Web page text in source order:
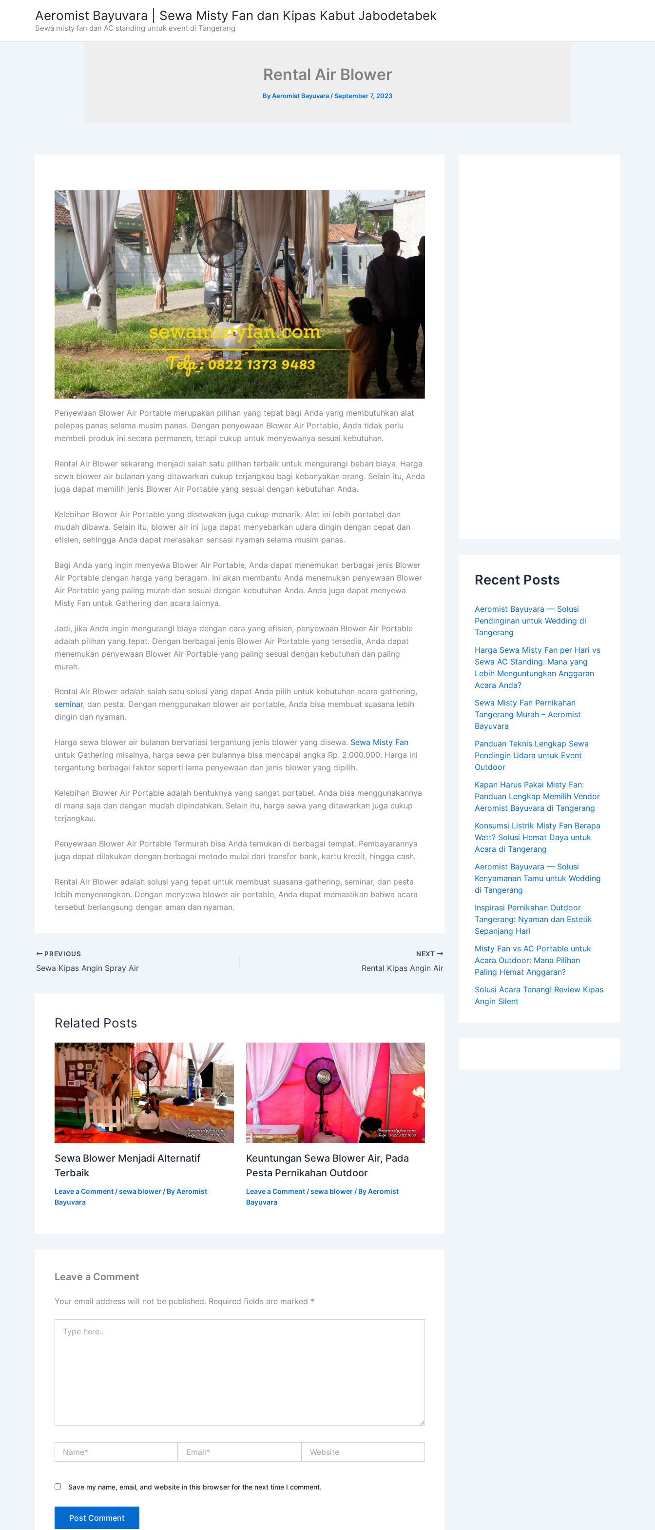
Aeromist Bayuvara | Sewa Misty Fan dan Kipas Kabut Jabodetabek
Sewa misty fan dan AC standing untuk event di Tangerang
Rental Air Blower
ByAeromist Bayuvara /September 7, 2023
Penyewaan Blower Air Portable merupakan pilihan yang tepat bagi Anda yang membutuhkan alat
pelepas panas selama musim panas. Dengan penyewaan Blower Air Portable, Anda tidak perlu
membeli produk ini secara permanen, tetapi cukup untuk menyewanya sesuai kebutuhan.
Rental Air Blower sekarang menjadi salah satu pilihan terbaik untuk mengurangi beban biaya. Harga
sewa blower air bulanan yang ditawarkan cukup terjangkau bagi kebanyakan orang. Selain itu, Anda
juga dapat memilih jenis Blower Air Portable yang sesuai dengan kebutuhan Anda.
Kelebihan Blower Air Portable yang disewakan juga cukup menarik. Alat ini lebih portabel dan
mudah dibawa. Selain itu, blower air ini juga dapat menyebarkan udara dingin dengan cepat dan
efisien, sehingga Anda dapat merasakan sensasi nyaman selama musim panas.
Bagi Anda yang ingin menyewa Blower Air Portable, Anda dapat menemukan berbagai jenis Blower
Air Portable dengan harga yang beragam. Ini akan membantu Anda menemukan penyewaan Blower
Air Portable yang paling murah dan sesuai dengan kebutuhan Anda. Anda juga dapat menyewa
Misty Fan untuk Gathering dan acara lainnya.
Jadi, jika Anda ingin mengurangi biaya dengan cara yang efisien, penyewaan Blower Air Portable
adalah pilihan yang tepat. Dengan berbagai jenis Blower Air Portable yang tersedia, Anda dapat
menemukan penyewaan Blower Air Portable yang paling sesuai dengan kebutuhan dan paling
murah.
Rental Air Blower adalah salah satu solusi yang dapat Anda pilih untuk kebutuhan acara gathering,
seminar, dan pesta. Dengan menggunakan blower air portable, Anda bisa membuat suasana lebih
dingin dan nyaman.
Harga sewa blower air bulanan bervariasi tergantung jenis blower yang disewa. Sewa Misty Fan
untuk Gathering misalnya, harga sewa per bulannya bisa mencapai angka Rp. 2.000.000. Harga ini
tergantung berbagai faktor seperti lama penyewaan dan jenis blower yang dipilih.
Kelebihan Blower Air Portable adalah bentuknya yang sangat portabel. Anda bisa menggunakannya
di mana saja dan dengan mudah dipindahkan. Selain itu, harga sewa yang ditawarkan juga cukup
terjangkau.
Penyewaan Blower Air Portable Termurah bisa Anda temukan di berbagai tempat. Pembayarannya
juga dapat dilakukan dengan berbagai metode mulai dari transfer bank, kartu kredit, hingga cash.
Rental Air Blower adalah solusi yang tepat untuk membuat suasana gathering, seminar, dan pesta
lebih menyenangkan. Dengan menyewa blower air portable, Anda dapat memastikan bahwa acara
tersebut berlangsung dengan aman dan nyaman.
PREVIOUS
Sewa Kipas Angin Spray Air
NEXT
Rental Kipas Angin Air
Related Posts
Sewa Blower Menjadi Alternatif
Terbaik
Leave a Comment/sewa blower/ ByAeromist
Bayuvara
Keuntungan Sewa Blower Air, Pada
Pesta Pernikahan Outdoor
Leave a Comment /sewa blower/ ByAeromist
Bayuvara
Leave a Comment
Your email address will not be published. Required fields are marked *
here..
Save my name, email, and website in this browser for the next time I comment.
Recent Posts
Aeromist Bayuvara — Solusi
Pendinginan untuk Wedding di
Tangerang
Harga Sewa Misty Fan per Hari vs
Sewa AC Standing: Mana yang
Lebih Menguntungkan Anggaran
Acara Anda?
Sewa Misty Fan Pernikahan
Tangerang Murah – Aeromist
Bayuvara
Panduan Teknis Lengkap Sewa
Pendingin Udara untuk Event
Outdoor
Kapan Harus Pakai Misty Fan:
Panduan Lengkap Memilih Vendor
Aeromist Bayuvara di Tangerang
Konsumsi Listrik Misty Fan Berapa
Watt? Solusi Hemat Daya untuk
Acara di Tangerang
Aeromist Bayuvara — Solusi
Kenyamanan Tamu untuk Wedding
di Tangerang
Inspirasi Pernikahan Outdoor
Tangerang: Nyaman dan Estetik
Sepanjang Hari
Misty Fan vs AC Portable untuk
Acara Outdoor: Mana Pilihan
Paling Hemat Anggaran?
Solusi Acara Tenang! Review Kipas
Angin Silent